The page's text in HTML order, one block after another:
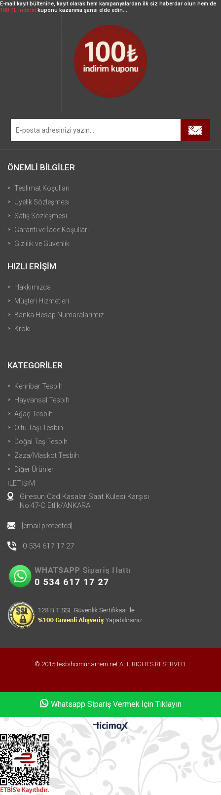
E-mail kayıt bültenine, kayıt olarak hem kampanyalardan ilk siz haberdar olun hem de
100 TL indirim kuponu kazanma şansı elde edin...
Whatsapp Sipariş Vermek İçin Tıklayın
ÖNEMLİ BİLGİLER
Teslimat Koşulları
Üyelik Sözleşmesi
Satış Sözleşmesi
Garanti ve İade Koşulları
Gizlilik ve Güvenlik
HIZLI ERİŞİM
Hakkımızda
Müşteri Hizmetleri
Banka Hesap Numaralarımız
Kroki
KATEGORİLER
Kehribar Tesbih
Hayvansal Tesbih
Ağaç Tesbih
Oltu Taşı Tesbih
Doğal Taş Tesbih
Zaza/Maskot Tesbih
Diğer Ürünler
İLETİŞİM
Giresun Cad.Kasalar Saat Kulesi Karşısı
No:47-C Etlik/ANKARA
[email protected]
0 534 617 17 27
© 2015 tesbihcimuharrem.net ALL RIGHTS RESERVED.
Whatsapp Sipariş Vermek İçin Tıklayın